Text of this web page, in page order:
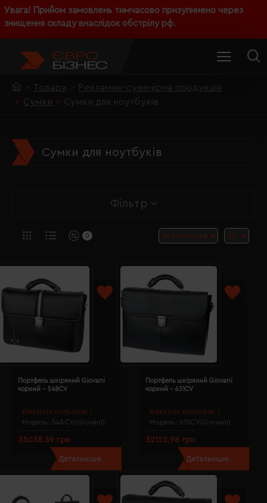
Увага! Прийом замовлень тимчасово призупинено через
знищення складу внаслідок обстрілу рф.
Товари
Рекламно-сувенірна продукція
Сумки
Сумки для ноутбуків
Сумки для ноутбуків
Фільтр
0
Кількість кольорів: 1
Модель: 548CV(Giovani)
Портфель шкіряний Giovani
чорний - 548CV
35038.59 грн
Детальніше...
Кількість кольорів: 1
Модель: 631CV(Giovani)
Портфель шкіряний Giovani
чорний - 631CV
32152.98 грн
Детальніше...